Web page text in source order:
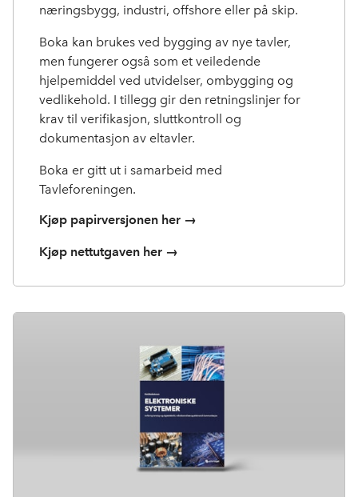
næringsbygg, industri, offshore eller på skip.
Boka kan brukes ved bygging av nye tavler,
men fungerer også som et veiledende
hjelpemiddel ved utvidelser, ombygging og
vedlikehold. I tillegg gir den retningslinjer for
krav til verifikasjon, sluttkontroll og
dokumentasjon av eltavler.
Boka er gitt ut i samarbeid med
Tavleforeningen.
Kjøp papirversjonen her →
Kjøp nettutgaven her →